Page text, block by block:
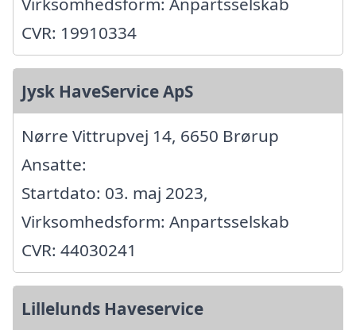
CVR: 19910334
Jysk HaveService ApS
Nørre Vittrupvej 14, 6650 Brørup
Ansatte:
Startdato: 03. maj 2023,
Virksomhedsform: Anpartsselskab
CVR: 44030241
Lillelunds Haveservice